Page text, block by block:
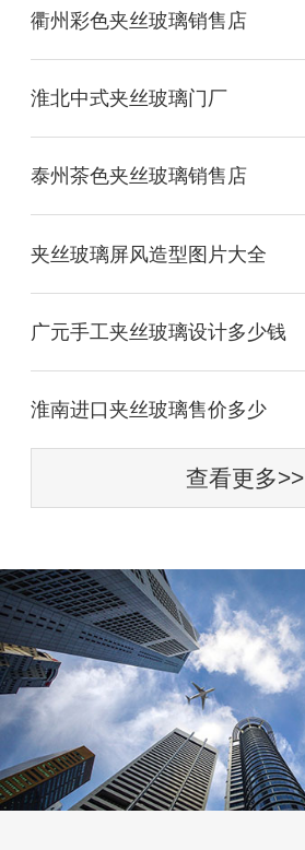
衢州彩色夹丝玻璃销售店
淮北中式夹丝玻璃门厂
泰州茶色夹丝玻璃销售店
夹丝玻璃屏风造型图片大全
广元手工夹丝玻璃设计多少钱
淮南进口夹丝玻璃售价多少
查看更多>>